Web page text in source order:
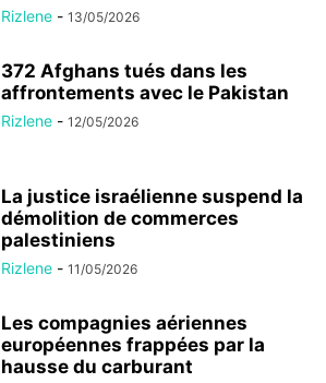
Rizlene - 13/05/2026
372 Afghans tués dans les
affrontements avec le Pakistan
Rizlene - 12/05/2026
La justice israélienne suspend la
démolition de commerces
palestiniens
Rizlene - 11/05/2026
Les compagnies aériennes
européennes frappées par la
hausse du carburant